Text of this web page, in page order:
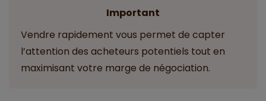
Important
Vendre rapidement vous permet de capter
l’attention des acheteurs potentiels tout en
maximisant votre marge de négociation.